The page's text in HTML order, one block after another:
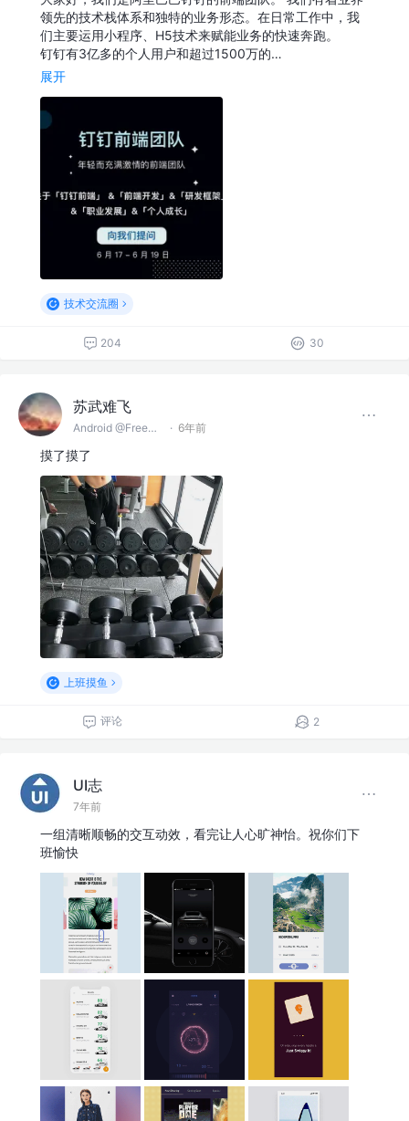
领先的技术栈体系和独特的业务形态。在日常工作中，我
们主要运用小程序、H5技术来赋能业务的快速奔跑。
钉钉有3亿多的个人用户和超过1500万的…
展开
技术交流圈
204 30
苏武难飞
Android @FreeCoder · 6年前
摸了摸了
上班摸鱼
评论 2
UI志
7年前
一组清晰顺畅的交互动效，看完让人心旷神怡。祝你们下
班愉快